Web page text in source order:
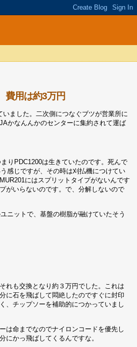
費用は約3万円
ました。二次側につなぐブツが営業所に
かなんんかのセンターに集約されて運ば
りPDC1200は生きていたのです。死んで
感じですが、その時は刈払機につけてい
にはスプリットタイプがないんです
がいらないのです。で、分解しないので
ニットで、基盤の樹脂が融けていたそう
れも交換となり約３万円でした。これは
に石を飛ばして悶絶したのですぐに封印
、チップソーを補助的につかっていまし
は命までなのでナイロンコードを優先し
かっ飛ばしてくるんですな。